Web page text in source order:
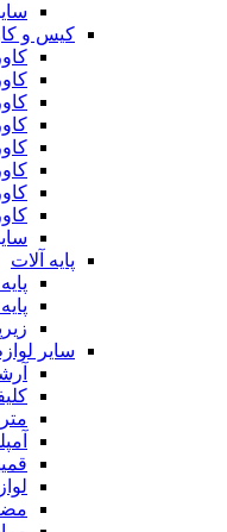
کیس و
پایه آلات
سایر